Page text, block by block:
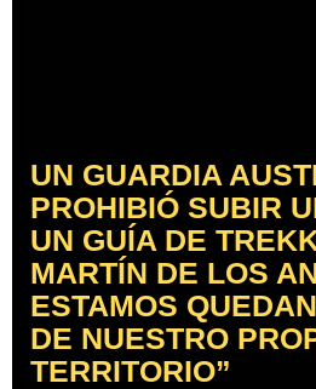
UN GUARDIA
PROHIBIÓ SUBIR
UN GUÍA DE
MARTÍN DE LOS
ESTAMOS
DE NUESTRO
TERRITORIO”